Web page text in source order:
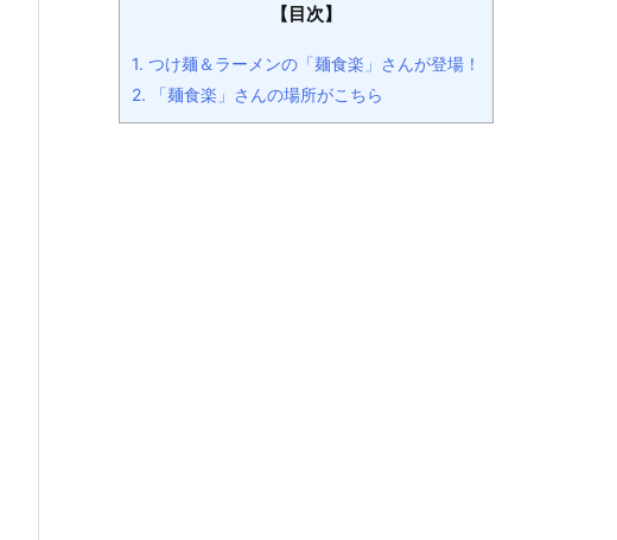
【目次】
1. つけ麺＆ラーメンの「麺食楽」さんが登場！
2. 「麺食楽」さんの場所がこちら